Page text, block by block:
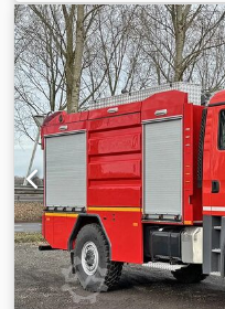
entre ejes:3.600 mm,
depósito de combustible:
conductor:cabina del
automático, clase de
acero, longitud total:
altura total:3.900 mm ,
m³, Año de fabricación:
acondicionado, =
Tracción total -
Información adicional =
cilindros: 6 Cilindrada:
transmisión: TipMatic
de los ejes Medida de los